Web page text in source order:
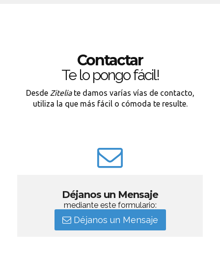
Contactar
Te lo pongo fácil!
Desde Ziteliate damos varías vías de contacto,
utiliza la que más fácil o cómoda te resulte.
Déjanos un Mensaje
mediante este formulario:
Déjanos un Mensaje